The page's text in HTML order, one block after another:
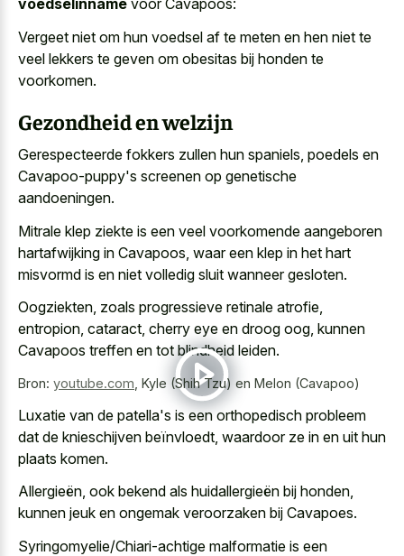
voedselinname voor Cavapoos:
Vergeet niet om hun voedsel af te meten en hen niet te
veel lekkers te geven om obesitas bij honden te
voorkomen.
Gezondheid en welzijn
Gerespecteerde fokkers zullen hun spaniels, poedels en
Cavapoo-puppy's screenen op genetische
aandoeningen.
Mitrale klep ziekte is een veel voorkomende aangeboren
hartafwijking in Cavapoos, waar een klep in het hart
misvormd is en niet volledig sluit wanneer gesloten.
Oogziekten, zoals progressieve retinale atrofie,
entropion, cataract, cherry eye en droog oog, kunnen
Cavapoos treffen en tot blindheid leiden.
Bron: youtube.com Kyle (Shih Tzu) en Melon (Cavapoo)
Luxatie van de patella's is een orthopedisch probleem
dat de knieschijven beïnvloedt, waardoor ze in en uit hun
plaats komen.
Allergieën, ook bekend als huidallergieën bij honden,
kunnen jeuk en ongemak veroorzaken bij Cavapoes.
Syringomyelie/Chiari-achtige malformatie is een